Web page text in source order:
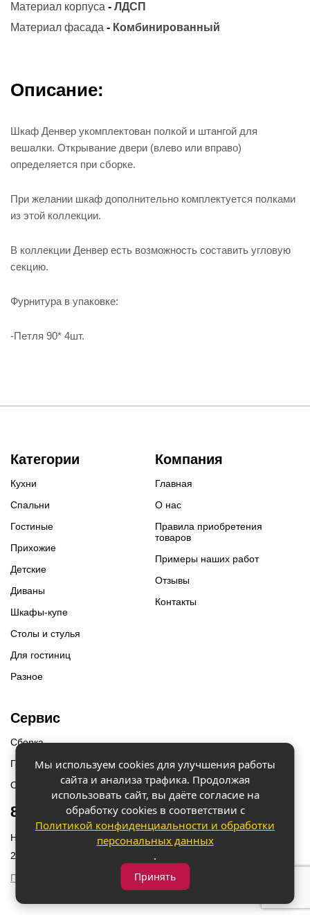
Материал корпуса - ЛДСП
Материал фасада - Комбинированный
Описание:
Шкаф Денвер укомплектован полкой и штангой для
вешалки. Открывание двери (влево или вправо)
определяется при сборке.
При желании шкаф дополнительно комплектуется полками
из этой коллекции.
В коллекции Денвер есть возможность составить угловую
секцию.
Фурнитура в упаковке:
-Петля 90* 4шт.
Категории
Кухни
Спальни
Гостиные
Прихожие
Детские
Диваны
Шкафы-купе
Столы и стулья
Для гостиниц
Разное
Компания
Главная
О нас
Правила приобретения
товаров
Примеры наших работ
Отзывы
Контакты
Сервис
Сборка
Гарантии
Оплата и доставка
8 (918) 087-12-00
Наш адрес: г. Краснодар, ул. Бородинская 156/9
2023 © «Мебель 2x2» Все права защищены
Политика конфиденциальности
Мы используем cookies для улучшения работы
сайта и анализа трафика. Продолжая
использовать сайт, вы даёте согласие на
обработку cookies в соответствии с
Политикой конфиденциальности и обработки
персональных данных
.
Принять